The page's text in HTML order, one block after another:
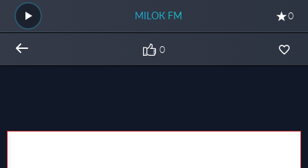
MILОК FM 0
0